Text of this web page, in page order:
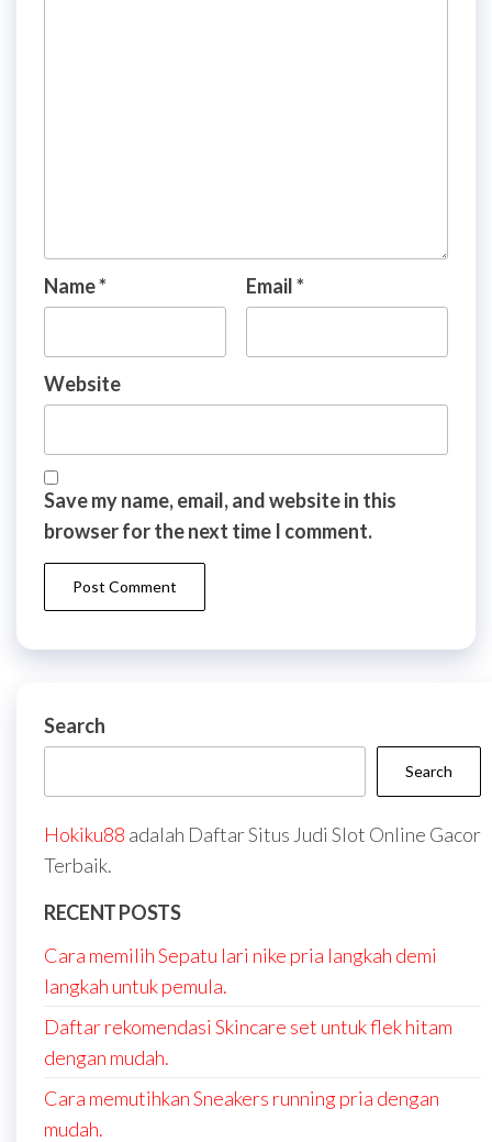
Name* Email*
Website
Save my name, email, and website in this
browser for the next time I comment.
Search
Search
Hokiku88 adalah Daftar Situs Judi Slot Online Gacor
Terbaik.
RECENT POSTS
Cara memilih Sepatu lari nike pria langkah demi
langkah untuk pemula.
Daftar rekomendasi Skincare set untuk flek hitam
dengan mudah.
Cara memutihkan Sneakers running pria dengan
mudah.